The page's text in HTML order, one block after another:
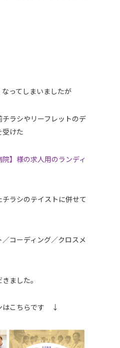
ってしまいましたが
ラシやリーフレットのデ
受けた
】様の求人用のランディ
ラシのテイストに併せて
コーディング／クロスメ
ました。
はこちらです ↓